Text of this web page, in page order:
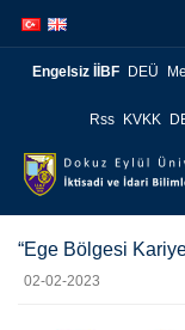
atla
atla
Engelsiz İİBF DEÜ
Rss KVKK
“Ege Bölgesi
02-02-2023